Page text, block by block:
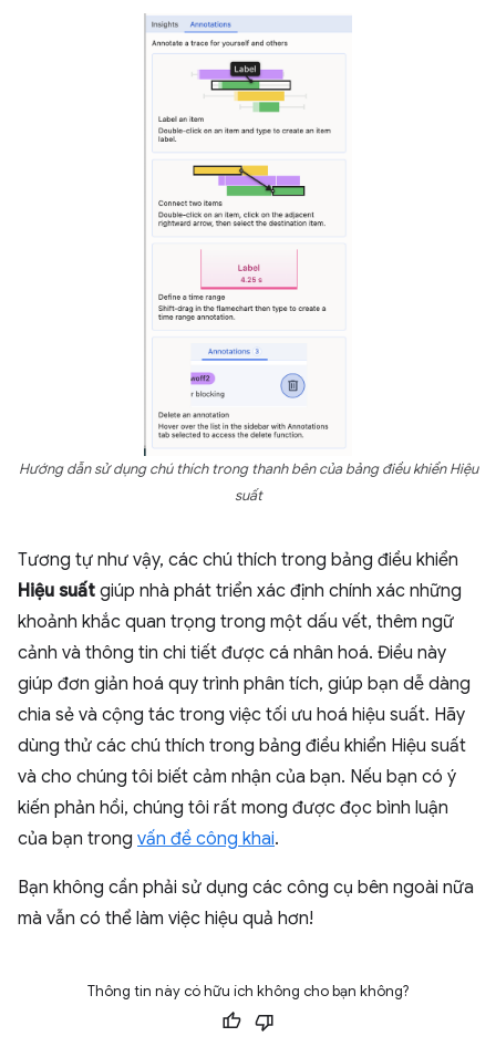
Hướng dẫn sử dụng chú thích trong thanh bên của bảng điều khiển Hiệu
suất
Tương tự như vậy, các chú thích trong bảng điều khiển
Hiệu suất giúp nhà phát triển xác định chính xác những
khoảnh khắc quan trọng trong một dấu vết, thêm ngữ
cảnh và thông tin chi tiết được cá nhân hoá. Điều này
giúp đơn giản hoá quy trình phân tích, giúp bạn dễ dàng
chia sẻ và cộng tác trong việc tối ưu hoá hiệu suất. Hãy
dùng thử các chú thích trong bảng điều khiển Hiệu suất
và cho chúng tôi biết cảm nhận của bạn. Nếu bạn có ý
kiến phản hồi, chúng tôi rất mong được đọc bình luận
của bạn trong vấn đề công khai.
Bạn không cần phải sử dụng các công cụ bên ngoài nữa
mà vẫn có thể làm việc hiệu quả hơn!
Thông tin này có hữu ích không cho bạn không?